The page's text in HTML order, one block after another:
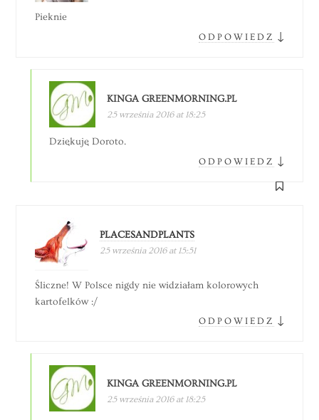
Pieknie
ODPOWIEDZ ↓
KINGA GREENMORNING.PL
25 września 2016 at 18:25
Dziękuję Doroto.
ODPOWIEDZ ↓
PLACESANDPLANTS
25 września 2016 at 15:51
Śliczne! W Polsce nigdy nie widziałam kolorowych
kartofelków :/
ODPOWIEDZ ↓
KINGA GREENMORNING.PL
25 września 2016 at 18:25